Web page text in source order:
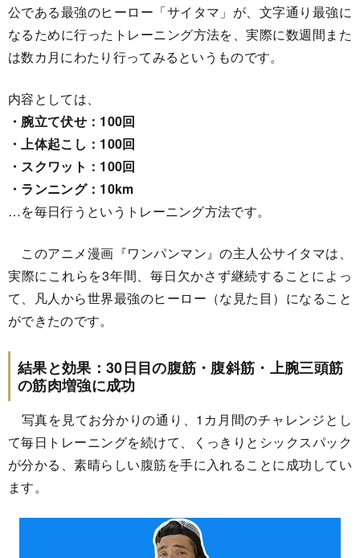
公である最強のヒーロー「サイタマ」が、文字通り最強に
なるために行ったトレーニング方法を、実際に数週間また
は数カ月にわたり行ってみるというものです。
内容としては、
・腕立て伏せ：100回
・上体起こし：100回
・スクワット：100回
・ランニング：10km
…を毎日行うというトレーニング方法です。
このアニメ漫画『ワンパンマン』の主人公サイタマは、
実際にこれらを3年間、毎日欠かさず継続することによっ
て、凡人から世界最強のヒーロー（な見た目）になること
ができたのです。
結果と効果：30日目の腹筋・腹斜筋・上腕三頭筋
の筋肉増強に成功
写真を見てお分かりの通り、1カ月間のチャレンジとし
て毎日トレーニングを続けて、くっきりとシックスパック
が分かる、素晴らしい腹筋を手に入れることに成功してい
ます。